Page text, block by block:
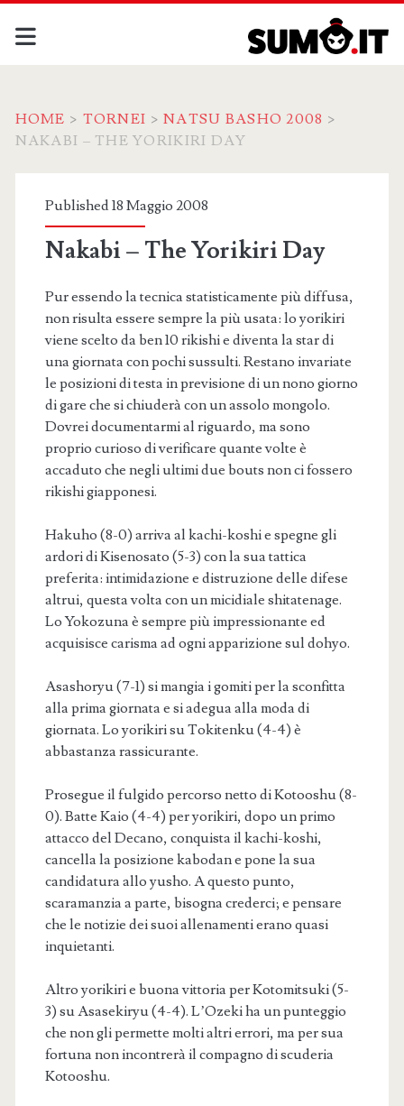
HOME > TORNEI >NATSU BASHO 2008 >
NAKABI – THE YORIKIRI DAY
Published 18 Maggio 2008
Nakabi – The Yorikiri Day
Pur essendo la tecnica statisticamente più diffusa,
non risulta essere sempre la più usata: lo yorikiri
viene scelto da ben 10 rikishi e diventa la star di
una giornata con pochi sussulti. Restano invariate
le posizioni di testa in previsione di un nono giorno
di gare che si chiuderà con un assolo mongolo.
Dovrei documentarmi al riguardo, ma sono
proprio curioso di verificare quante volte è
accaduto che negli ultimi due bouts non ci fossero
rikishi giapponesi.
Hakuho (8-0) arriva al kachi-koshi e spegne gli
ardori di Kisenosato (5-3) con la sua tattica
preferita: intimidazione e distruzione delle difese
altrui, questa volta con un micidiale shitatenage.
Lo Yokozuna è sempre più impressionante ed
acquisisce carisma ad ogni apparizione sul dohyo.
Asashoryu (7-1) si mangia i gomiti per la sconfitta
alla prima giornata e si adegua alla moda di
giornata. Lo yorikiri su Tokitenku (4-4) è
abbastanza rassicurante.
Prosegue il fulgido percorso netto di Kotooshu (8-
0). Batte Kaio (4-4) per yorikiri, dopo un primo
attacco del Decano, conquista il kachi-koshi,
cancella la posizione kabodan e pone la sua
candidatura allo yusho. A questo punto,
scaramanzia a parte, bisogna crederci; e pensare
che le notizie dei suoi allenamenti erano quasi
inquietanti.
Altro yorikiri e buona vittoria per Kotomitsuki (5-
3) su Asasekiryu (4-4). L’Ozeki ha un punteggio
che non gli permette molti altri errori, ma per sua
fortuna non incontrerà il compagno di scuderia
Kotooshu.